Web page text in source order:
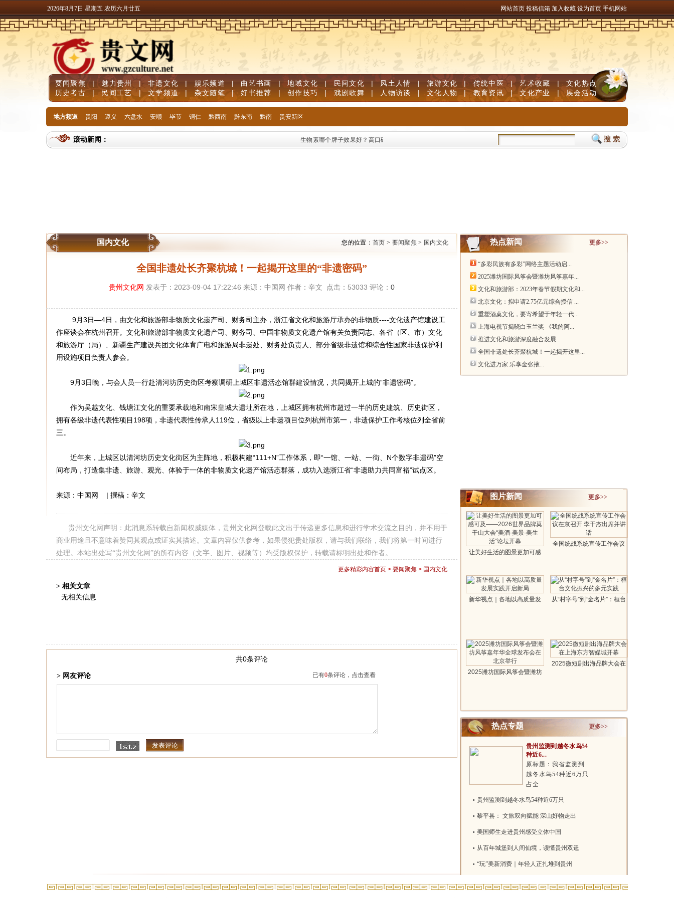
2026年8月7日 星期五 农历六月廿五 网站首页 投稿信箱 加入收藏 设为首页 手机网站
要闻聚焦 | 魅力贵州 | 非遗文化 | 娱乐频道 | 曲艺书画 | 地域文化 | 民间文化 | 风土人情 | 旅游文化 | 传统中医 | 艺术收藏 | 文化热点
历史考古
| 民间工艺 | 文学频道 | 杂文随笔 | 好书推荐 | 创作技巧 | 戏剧歌舞 | 人物访谈 | 文化人物 | 教育资讯 | 文化产业 | 展会活动
地方频道 贵阳 遵义 六盘水 安顺 毕节 铜仁 黔西南 黔东南 黔南 贵安新区
滚动新闻： 生物素哪个牌子效果好？高口碑生物素品牌优质榜单，足量维生素B族固发防脱清白发 儿童补脑产品如何挑选？DHA补脑品牌严选榜单，
国内文化 您的位置： 首页 > 要闻聚焦> 国内文化
全国非遗处长齐聚杭城！一起揭开这里的“非遗密码”
贵州文化网 发表于：2023-09-04 17:22:46 来源：中国网 作者：辛文 点击： 53033 评论： 0
9月3日—4日，由文化和旅游部非物质文化遗产司、财务司主办，浙江省文化和旅游厅承办的非物质----文化遗产馆建设工
作座谈会在杭州召开。文化和旅游部非物质文化遗产司、财务司、中国非物质文化遗产馆有关负责同志、各省（区、市）文化
和旅游厅（局）、新疆生产建设兵团文化体育广电和旅游局非遗处、财务处负责人、部分省级非遗馆和综合性国家非遗保护利
用设施项目负责人参会。
9月3日晚，与会人员一行赴清河坊历史街区考察调研上城区非遗活态馆群建设情况，共同揭开上城的“非遗密码”。
作为吴越文化、钱塘江文化的重要承载地和南宋皇城大遗址所在地，上城区拥有杭州市超过一半的历史建筑、历史街区，
拥有各级非遗代表性项目198项，非遗代表性传承人119位，省级以上非遗项目位列杭州市第一，非遗保护工作考核位列全省前
三。
近年来，上城区以清河坊历史文化街区为主阵地，积极构建“111+N”工作体系，即“一馆、一站、一街、N个数字非遗码”空
间布局，打造集非遗、旅游、观光、体验于一体的非物质文化遗产馆活态群落，成功入选浙江省“非遗助力共同富裕”试点区。
来源：中国网 | 撰稿：辛文
贵州文化网声明：此消息系转载自新闻权威媒体，贵州文化网登载此文出于传递更多信息和进行学术交流之目的，并不用于
商业用途且不意味着赞同其观点或证实其描述。文章内容仅供参考，如果侵犯贵处版权，请与我们联络，我们将第一时间进行
处理。本站出处写“贵州文化网”的所有内容（文字、图片、视频等）均受版权保护，转载请标明出处和作者。
更多精彩内容首页 > 要闻聚焦 > 国内文化
> 相关文章
无相关信息
共0条评论
> 网友评论 已有0条评论，点击查看
热点新闻 更多>>
“多彩民族有多彩”网络主题活动启...
2025潍坊国际风筝会暨潍坊风筝嘉年...
文化和旅游部：2023年春节假期文化和...
北京文化：拟申请2.75亿元综合授信 ...
重塑酒桌文化，要寄希望于年轻一代...
上海电视节揭晓白玉兰奖 《我的阿...
推进文化和旅游深度融合发展...
全国非遗处长齐聚杭城！一起揭开这里...
文化进万家 乐享金张掖...
图片新闻 更多>>
让美好生活的图景更加可感
全国统战系统宣传工作会议
新华视点｜各地以高质量发
从“村字号”到“金名片”：桓台
2025潍坊国际风筝会暨潍坊
2025微短剧出海品牌大会在
热点专题 更多>>
贵州监测到越冬水鸟54
种近6...
原标题：我省监测到
越冬水鸟54种近6万只
占全..
贵州监测到越冬水鸟54种近6万只
黎平县： 文旅双向赋能 深山好物走出
美国师生走进贵州感受立体中国
从百年城堡到人间仙境，读懂贵州双遗
“玩”美新消费｜年轻人正扎堆到贵州